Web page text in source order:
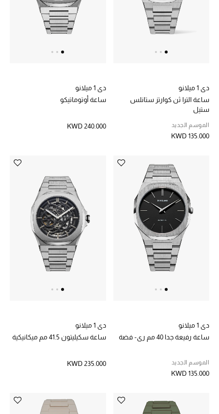
ما وصلنا حديثاً
الموسم الجديد
الحقائب النسائية
أحذية النسائية
جديد لدينا
نسوقوا أحدث ما وصلنا
دي 1 ميلانو
ساعة الترا ثن كوارتز ستانلس
ستيل
الموسم الجديد
KWD 135.000
دي 1 ميلانو
ساعة أوتوماتيكو
KWD 240.000
دي 1 ميلانو
ساعة رفيعة جدا 40 مم ري- فضة
الموسم الجديد
KWD 135.000
دي 1 ميلانو
ساعة سكيليتون 41.5 مم ميكانيكية
KWD 235.000